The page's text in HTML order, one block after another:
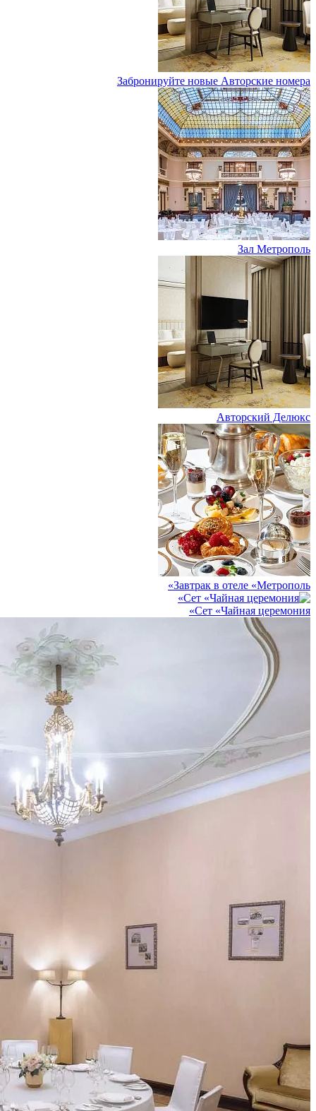
Забронируйте новые Авторские номера
Зал Метрополь
Авторский Делюкс
Завтрак в отеле «Метрополь»
Сет «Чайная церемония»